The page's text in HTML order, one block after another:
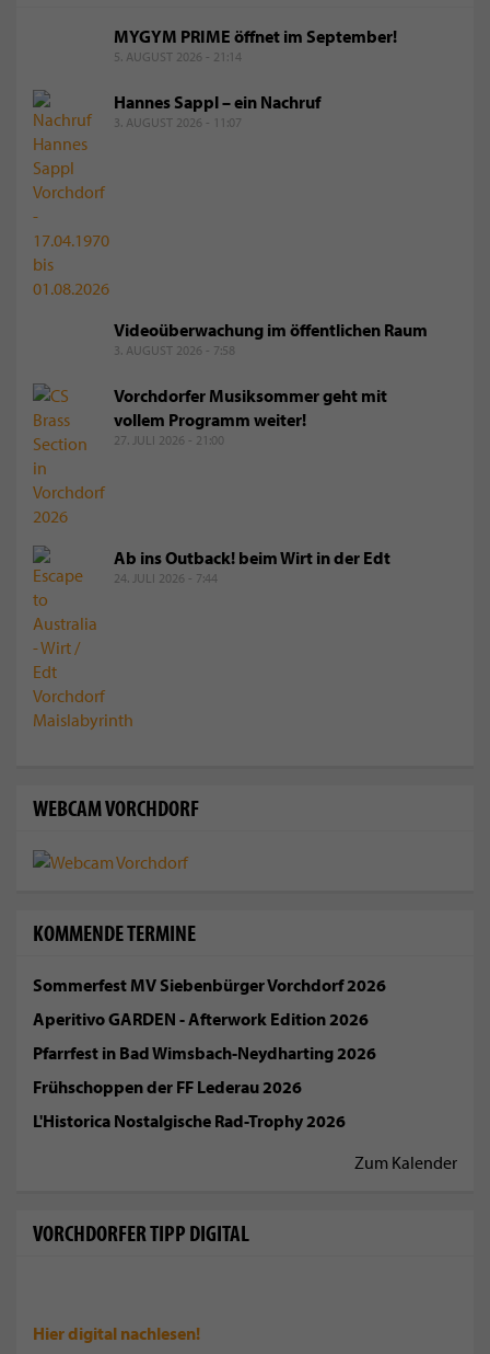
MYGYM PRIME öffnet im September!
5. AUGUST 2026 - 21:14
Hannes Sappl – ein Nachruf
3. AUGUST 2026 - 11:07
Videoüberwachung im öffentlichen Raum
3. AUGUST 2026 - 7:58
Vorchdorfer Musiksommer geht mit
vollem Programm weiter!
27. JULI 2026 - 21:00
Ab ins Outback! beim Wirt in der Edt
24. JULI 2026 - 7:44
WEBCAM VORCHDORF
KOMMENDE TERMINE
Sommerfest MV Siebenbürger Vorchdorf 2026
Aperitivo GARDEN - Afterwork Edition 2026
Pfarrfest in Bad Wimsbach-Neydharting 2026
Frühschoppen der FF Lederau 2026
L'Historica Nostalgische Rad-Trophy 2026
Zum Kalender
VORCHDORFER TIPP DIGITAL
Hier digital nachlesen!